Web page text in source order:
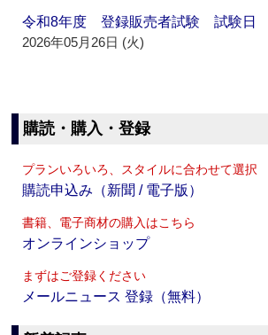
令和8年度 登録販売者試験 試験日
2026年05月26日 (火)
購読・購入・登録
プランいろいろ、スタイルに合わせて選択
購読申込み（新聞 / 電子版）
書籍、電子商材の購入はこちら
オンラインショップ
まずはご登録ください
メールニュース 登録（無料）